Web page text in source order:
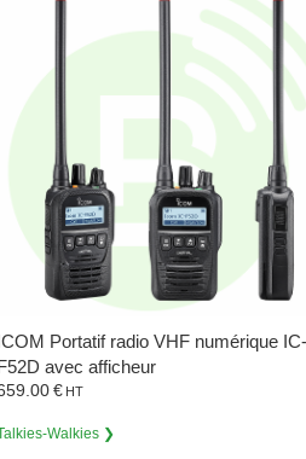
ICOM Portatif radio VHF numérique IC-
F52D avec afficheur
€ HT
Walkies